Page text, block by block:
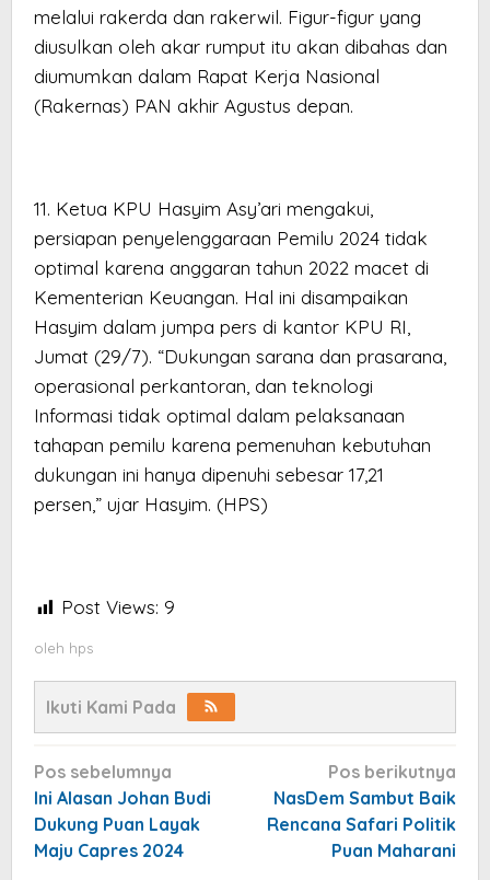
melalui rakerda dan rakerwil. Figur-figur yang
diusulkan oleh akar rumput itu akan dibahas dan
diumumkan dalam Rapat Kerja Nasional
(Rakernas) PAN akhir Agustus depan.
11. Ketua KPU Hasyim Asy’ari mengakui,
persiapan penyelenggaraan Pemilu 2024 tidak
optimal karena anggaran tahun 2022 macet di
Kementerian Keuangan. Hal ini disampaikan
Hasyim dalam jumpa pers di kantor KPU RI,
Jumat (29/7). “Dukungan sarana dan prasarana,
operasional perkantoran, dan teknologi
Informasi tidak optimal dalam pelaksanaan
tahapan pemilu karena pemenuhan kebutuhan
dukungan ini hanya dipenuhi sebesar 17,21
persen,” ujar Hasyim. (HPS)
Post Views: 9
oleh hps
Ikuti Kami Pada
Navigasi
pos
Pos sebelumnya
Ini Alasan Johan Budi
Dukung Puan Layak
Maju Capres 2024
Pos berikutnya
NasDem Sambut Baik
Rencana Safari Politik
Puan Maharani